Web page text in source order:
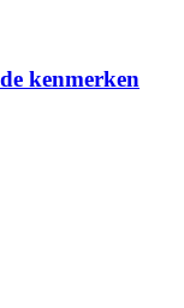
kenmerken